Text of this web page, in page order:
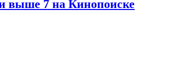
выше 7 на Кинопоиске